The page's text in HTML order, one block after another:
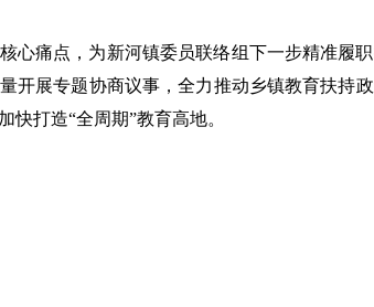
心痛点，为新河镇委员联络组下一步精准履
开展专题协商议事，全力推动乡镇教育扶持
打造“全周期”教育高地。